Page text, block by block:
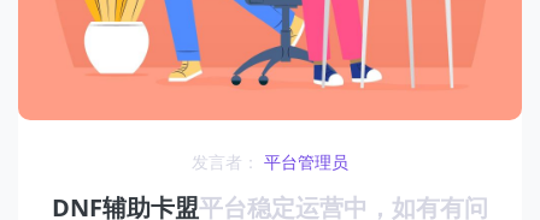
发言者： 平台管理员
DNF辅助卡盟平台稳定运营中，如有有问